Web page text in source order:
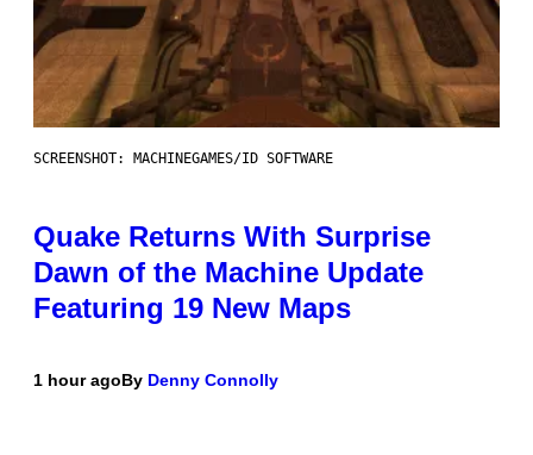
SCREENSHOT: MACHINEGAMES/ID SOFTWARE
Quake Returns With Surprise
Dawn of the Machine Update
Featuring 19 New Maps
1 hour agoBy Denny Connolly